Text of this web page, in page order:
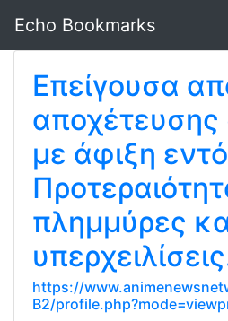
Echo Bookmarks
Επείγουσα
με άφιξη
πλημμύρες
https://
B2/